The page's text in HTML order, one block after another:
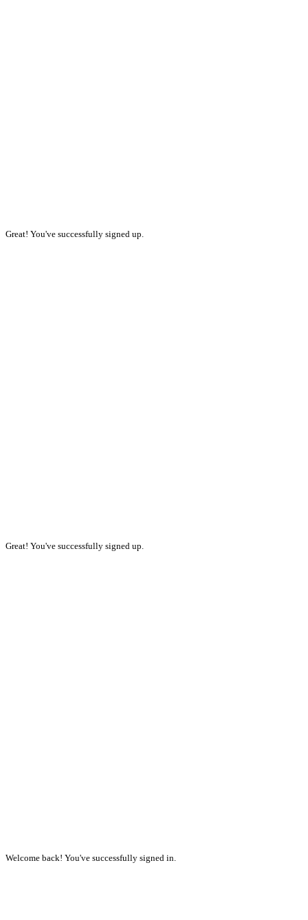
Great! You've successfully signed up.
Great! You've successfully signed up.
Welcome back! You've successfully signed in.